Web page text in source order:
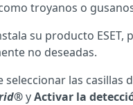
troyanos o
su producto ESET,
no deseadas.
seleccionar las casillas
yActivar la